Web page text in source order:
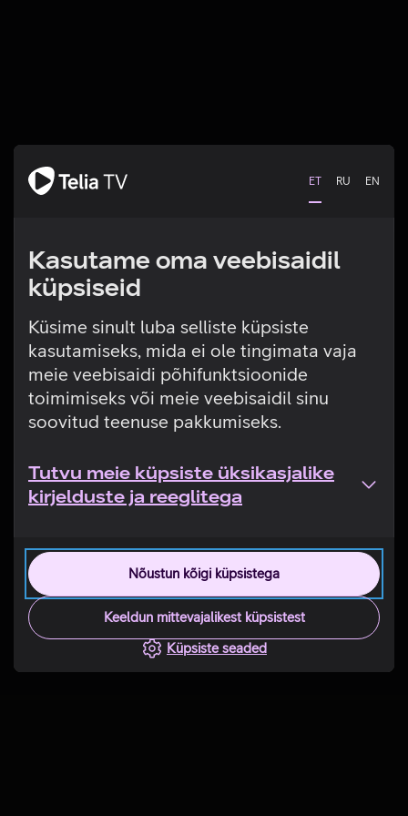
ET RU EN
Kasutame oma veebisaidil
küpsiseid
Küsime sinult luba selliste küpsiste
kasutamiseks, mida ei ole tingimata vaja
meie veebisaidi põhifunktsioonide
toimimiseks või meie veebisaidil sinu
soovitud teenuse pakkumiseks.
Tutvu meie küpsiste üksikasjalike
kirjelduste ja reeglitega
Nõustun kõigi küpsistega
Keeldun mittevajalikest küpsistest
Küpsiste seaded
Tehniline viga